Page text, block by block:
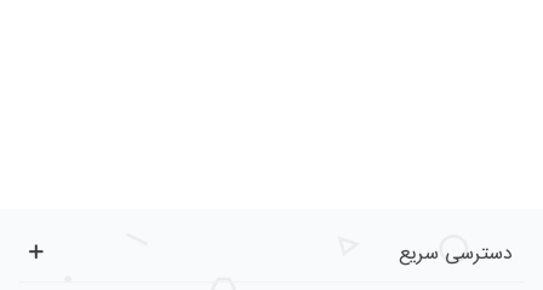
دسترسی سریع